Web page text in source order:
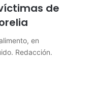
de
en
Redacción.